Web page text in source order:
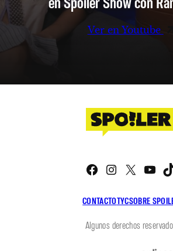
Ver en Youtube
CONTACTOTYCSOBRE
Facebook
X
Algunos derechos